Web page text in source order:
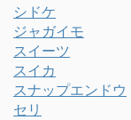
シドケ
ジャガイモ
スイーツ
スイカ
スナップエンドウ
セリ